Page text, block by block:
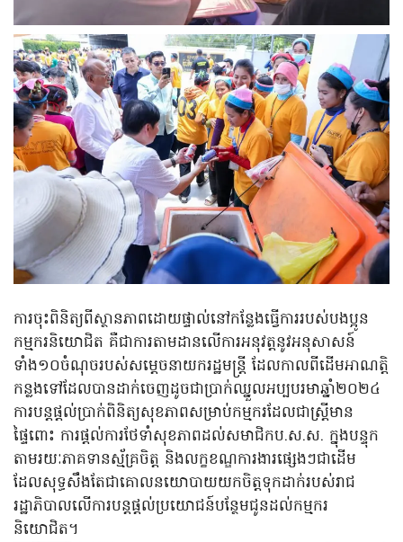
ការចុះពិនិត្យពីស្ថានភាពដោយផ្ទាល់នៅកន្លែងធ្វើការរបស់បងប្អូន
កម្មករនិយោជិត គឺជាការតាមដានលើការអនុវត្តនូវអនុសាសន៍
ទាំង១០ចំណុចរបស់សម្តេចនាយករដ្ឋមន្ត្រី ដែលកាលពីដើមអាណត្តិ
កន្លងទៅដែលបានដាក់ចេញដូចជាប្រាក់ឈ្នួលអប្បបរមាឆ្នាំ២០២៤
ការបន្តផ្តល់ប្រាក់ពិនិត្យសុខភាពសម្រាប់កម្មករដែលជាស្ត្រីមាន
ផ្ទៃពោះ ការផ្តល់ការថែទាំសុខភាពដល់សមាជិកប.ស.ស. ក្នុងបន្ទុក
តាមរយៈភាគទានស្ម័គ្រចិត្ត និងលក្ខខណ្ឌការងារផ្សេងៗជាដើម
ដែលសុទ្ធសឹងតែជាគោលនយោបាយយកចិត្តទុកដាក់របស់រាជ
រដ្ឋាភិបាលលើការបន្តផ្តល់ប្រយោជន៍បន្ថែមជូនដល់កម្មករ
និយោជិត។